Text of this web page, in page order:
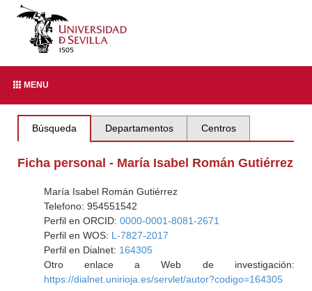
MENU
Búsqueda Departamentos Centros
Ficha personal - María Isabel Román Gutiérrez
María Isabel Román Gutiérrez
Telefono: 954551542
Perfil en ORCID: 0000-0001-8081-2671
Perfil en WOS: L-7827-2017
Perfil en Dialnet: 164305
Otro enlace a Web de investigación:
https://dialnet.unirioja.es/servlet/autor?codigo=164305